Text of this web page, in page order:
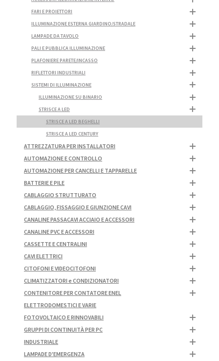
FARI E PROIETTORI
ILLUMINAZIONE ESTERNA GIARDINO/STRADALE
LAMPADE DA TAVOLO
PALI E PUBBLICA ILLUMINAZIONE
PLAFONIERE PARETE/INCASSO
RIFLETTORI INDUSTRIALI
SISTEMI DI ILLUMINAZIONE
ILLUMINAZIONE SU BINARIO
STRISCE A LED
STRISCE A LED BEGHELLI
STRISCE A LED CENTURY
ATTREZZATURA PER INSTALLATORI
AUTOMAZIONE E CONTROLLO
AUTOMAZIONE PER CANCELLI E TAPPARELLE
BATTERIE E PILE
CABLAGGIO STRUTTURATO
CABLAGGIO, FISSAGGIO E GIUNZIONE CAVI
CANALINE PASSACAVI ACCIAIO E ACCESSORI
CANALINE PVC E ACCESSORI
CASSETTE E CENTRALINI
CAVI ELETTRICI
CITOFONI E VIDEOCITOFONI
CLIMATIZZATORI e CONDIZIONATORI
CONTENITORE PER CONTATORE ENEL
ELETTRODOMESTICI E VARIE
FOTOVOLTAICO E RINNOVABILI
GRUPPI DI CONTINUITÀ PER PC
INDUSTRIALE
LAMPADE D'EMERGENZA